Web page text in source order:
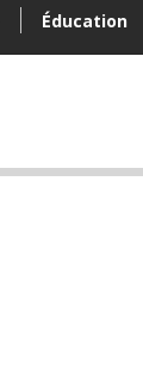
Éducation